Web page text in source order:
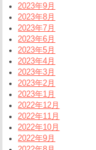
2023年9月
2023年8月
2023年7月
2023年6月
2023年5月
2023年4月
2023年3月
2023年2月
2023年1月
2022年12月
2022年11月
2022年10月
2022年9月